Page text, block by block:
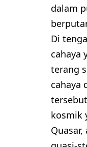
dalam
Di
cahaya
terang
cahaya
kosmik